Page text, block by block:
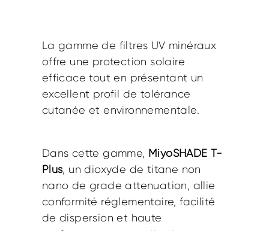
La gamme de filtres UV minéraux
offre une protection solaire
efficace tout en présentant un
excellent profil de tolérance
cutanée et environnementale.
Dans cette gamme, MiyoSHADE T-
Plus, un dioxyde de titane non
nano de grade attenuation, allie
conformité réglementaire, facilité
de dispersion et haute